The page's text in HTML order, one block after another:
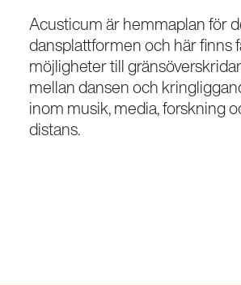
Acusticum är hemmaplan för
dansplattformen och här finns
möjligheter till
mellan dansen och
inom musik, media, forskning
distans.